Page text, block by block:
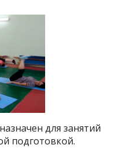
для занятий
подготовкой.